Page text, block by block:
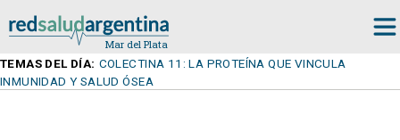
TEMAS DEL DÍA: COLECTINA 11: LA PROTEÍNA QUE VINCULA
INMUNIDAD Y SALUD ÓSEA